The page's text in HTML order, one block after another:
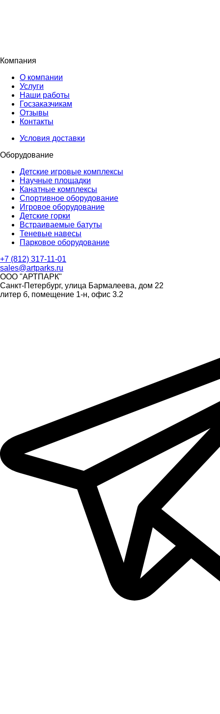
Компания
О компании
Услуги
Наши работы
Госзаказчикам
Отзывы
Контакты
Условия доставки
Оборудование
Детские игровые комплексы
Научные площадки
Канатные комплексы
Спортивное оборудование
Игровое оборудование
Детские горки
Встраиваемые батуты
Теневые навесы
Парковое оборудование
+7 (812) 317-11-01
sales@artparks.ru
ООО "АРТПАРК"
Санкт-Петербург, улица Бармалеева, дом 22
литер б, помещение 1-н, офис 3.2